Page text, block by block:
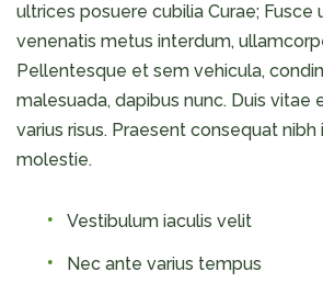
ultrices posuere cubilia Curae; Fusce
venenatis metus interdum,
Pellentesque et sem vehicula,
malesuada, dapibus nunc. Duis vitae
varius risus. Praesent consequat
molestie.
Vestibulum iaculis velit
Nec ante varius tempus